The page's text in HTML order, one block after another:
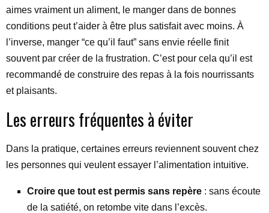
aimes vraiment un aliment, le manger dans de bonnes
conditions peut t’aider à être plus satisfait avec moins. À
l’inverse, manger “ce qu’il faut” sans envie réelle finit
souvent par créer de la frustration. C’est pour cela qu’il est
recommandé de construire des repas à la fois nourrissants
et plaisants.
Les erreurs fréquentes à éviter
Dans la pratique, certaines erreurs reviennent souvent chez
les personnes qui veulent essayer l’alimentation intuitive.
Croire que tout est permis sans repère : sans écoute
de la satiété, on retombe vite dans l’excès.